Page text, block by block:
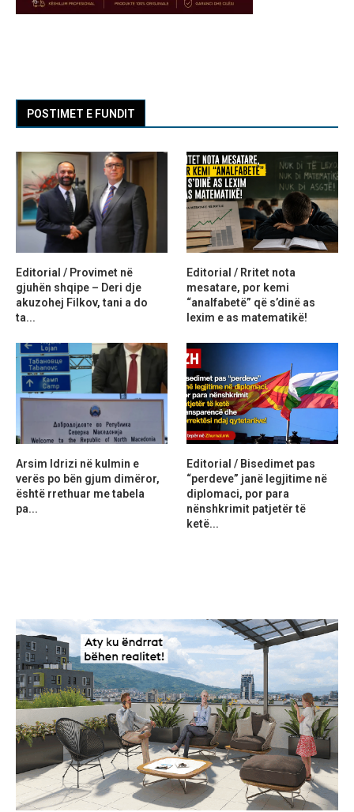
POSTIMET E FUNDIT
Editorial / Provimet në
gjuhën shqipe – Deri dje
akuzohej Filkov, tani a do
ta...
Editorial / Rritet nota
mesatare, por kemi
“analfabetë” që s’dinë as
lexim e as matematikë!
Arsim Idrizi në kulmin e
verës po bën gjum dimëror,
është rrethuar me tabela
pa...
Editorial / Bisedimet pas
“perdeve” janë legjitime në
diplomaci, por para
nënshkrimit patjetër të
ketë...